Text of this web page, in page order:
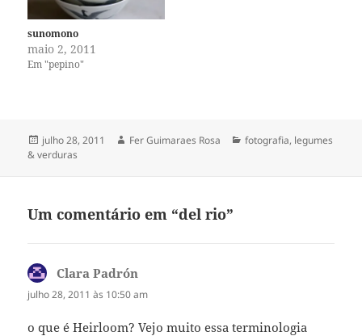
sunomono
maio 2, 2011
Em "pepino"
Publicado
em
julho 28, 2011 Autor
Fer Guimaraes Rosa Categorias
fotografia, legumes
& verduras
Um comentário em “del rio”
Clara Padrón
julho 28, 2011 às 10:50 am
o que é Heirloom? Vejo muito essa terminologia